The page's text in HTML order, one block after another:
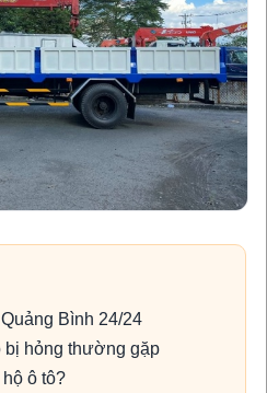
Bình 24/24
hỏng thường gặp
ô tô?